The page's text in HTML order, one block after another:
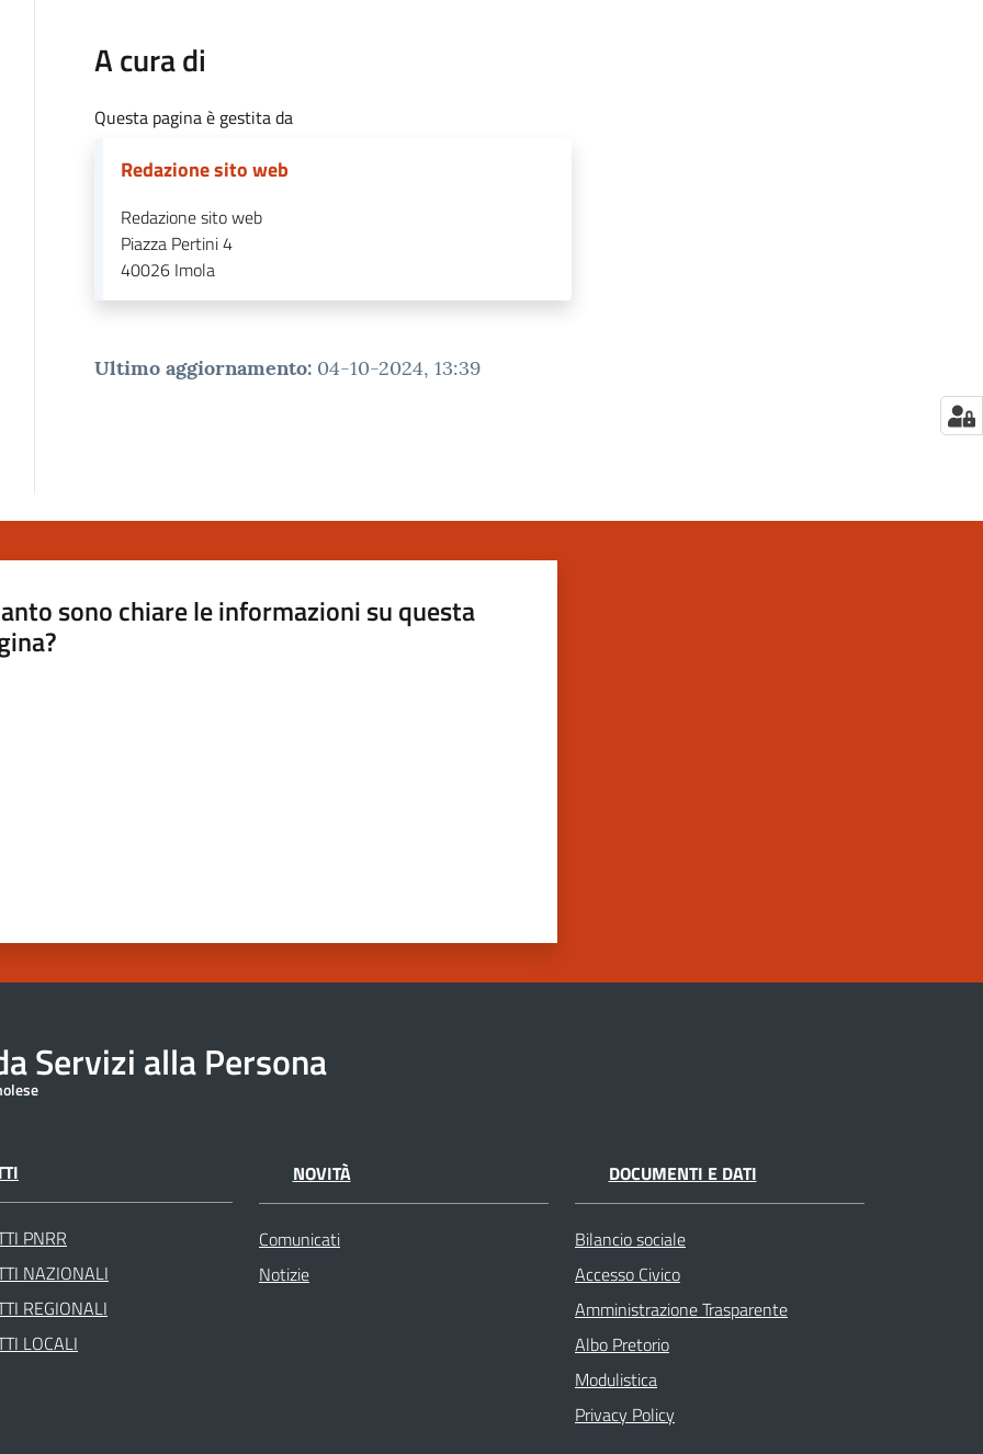
A cura di
Questa pagina è gestita da
Redazione sito web
Redazione sito web
Piazza Pertini 4
40026 Imola
Ultimo aggiornamento: 04-10-2024, 13:39
sono chiare le informazioni su questa
Servizi alla Persona
PNRR
NAZIONALI
REGIONALI
LOCALI
NOVITÀ
Comunicati
Notizie
DOCUMENTI E DATI
Bilancio sociale
Accesso Civico
Amministrazione Trasparente
Albo Pretorio
Modulistica
Privacy Policy